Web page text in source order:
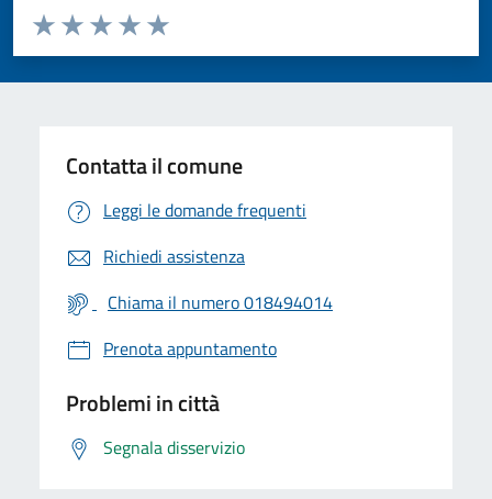
Valuta da 1 a 5 stelle la pagina
Valuta 5 stelle su 5
Valuta 4 stelle su 5
Valuta 3 stelle su 5
Valuta 2 stelle su 5
Valuta 1 stelle su 5
Contatta il comune
Leggi le domande frequenti
Richiedi assistenza
Chiama il numero 018494014
Prenota appuntamento
Problemi in città
Segnala disservizio